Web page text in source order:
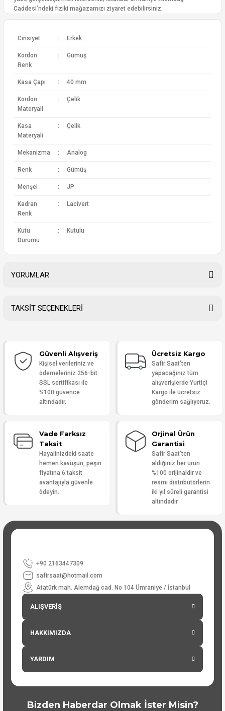
Caddesi’ndeki fiziki mağazamızı ziyaret edebilirsiniz.
Cinsiyet : Erkek
Kordon
Renk
: Gümüş
Kasa Çapı : 40 mm
Kordon
Materyali
: Çelik
Kasa
Materyali
: Çelik
Mekanizma : Analog
Renk : Gümüş
Menşei : JP
Kadran
Renk
: Lacivert
Kutu
Durumu
: Kutulu
YORUMLAR
Yorum Yaz
TAKSİT SEÇENEKLERİ
Güvenli Alışveriş
Kişisel verileriniz ve
ödemeleriniz 256-bit
SSL sertifikası ile
%100 güvence
altındadır.
Ücretsiz Kargo
Safir Saat'ten
yapacağınız tüm
alışverişlerde Yurtiçi
Kargo ile ücretsiz
gönderim sağlıyoruz.
Vade Farksız
Taksit
Hayalinizdeki saate
hemen kavuşun, peşin
fiyatına 6 taksit
avantajıyla güvenle
ödeyin.
Orjinal Ürün
Garantisi
Safir Saat'ten
aldığınız her ürün
%100 orijinaldir ve
resmi distribütörlerin
iki yıl süreli garantisi
altındadır
+90 2163447309
safirsaat@hotmail.com
Atatürk mah. Alemdağ cad. No 104 Ümraniye / İstanbul
ALIŞVERİŞ
HAKKIMIZDA
YARDIM
Bizden Haberdar Olmak İster Misin?